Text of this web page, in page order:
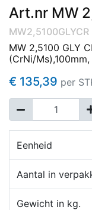
Art.nr MW
MW2,5100GLYCR
MW 2,5100 GLY
(CrNi/
€ 135,39 per
Eenheid
Aantal in
Gewicht in kg.